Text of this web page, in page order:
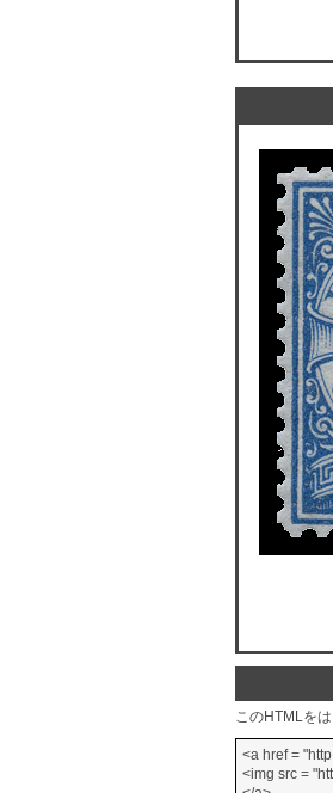
このHTMLを